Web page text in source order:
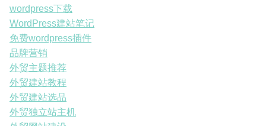
wordpress下载
WordPress建站笔记
免费wordpress插件
品牌营销
外贸主题推荐
外贸建站教程
外贸建站选品
外贸独立站主机